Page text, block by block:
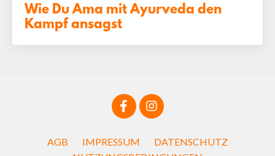
Wie Du Ama mit Ayurveda den
Kampf ansagst
AGB IMPRESSUM
DATENSCHUTZ